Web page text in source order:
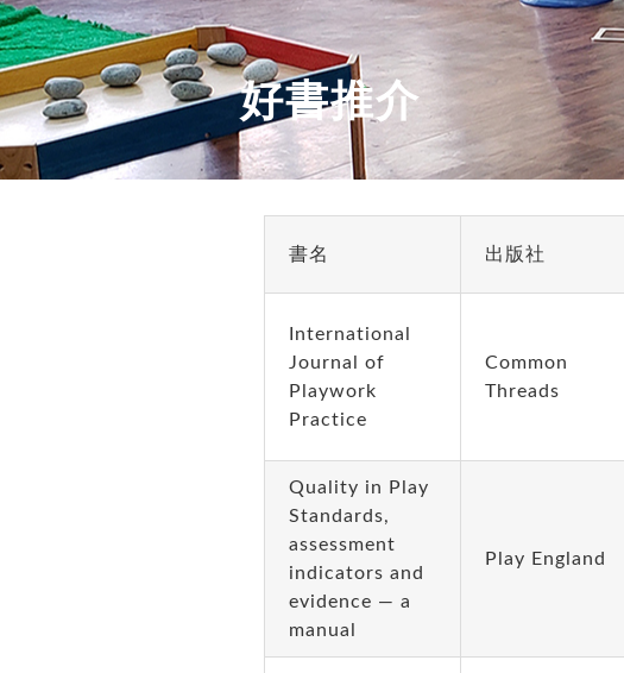
交流及推廣
好書推介
書名 出版社
International
Journal of
Playwork
Practice
Common
Threads
Quality in Play
Standards,
assessment
indicators and
evidence — a
manual
Play England